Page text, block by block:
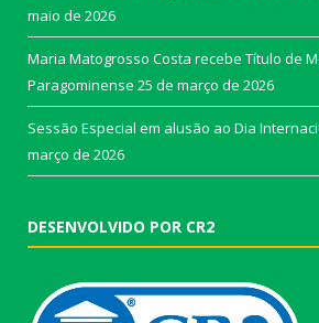
maio de 2026
Maria Matogrosso Costa recebe Título de
Paragominense 25 de março de 2026
Sessão Especial em alusão ao Dia
março de 2026
DESENVOLVIDO POR CR2